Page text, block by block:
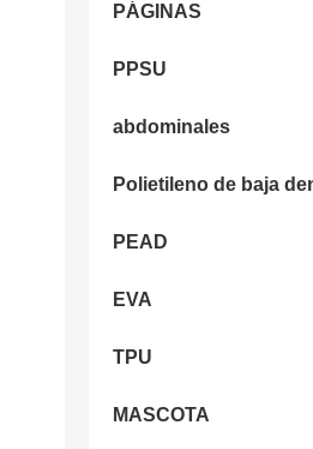
PÁGINAS
PPSU
abdominales
PEAD
EVA
TPU
MASCOTA